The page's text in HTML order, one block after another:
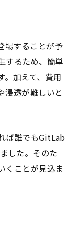
場することが予
するため、簡単
。加えて、費用
浸透が難しいと
ば誰でもGitLab
した。そのた
くことが見込ま